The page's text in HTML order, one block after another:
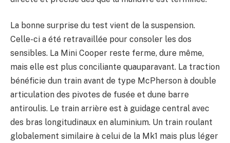
La bonne surprise du test vient de la suspension.
Celle-ci a été retravaillée pour consoler les dos
sensibles. La Mini Cooper reste ferme, dure même,
mais elle est plus conciliante quauparavant. La traction
bénéficie dun train avant de type McPherson à double
articulation des pivotes de fusée et dune barre
antiroulis. Le train arrière est à guidage central avec
des bras longitudinaux en aluminium. Un train roulant
globalement similaire à celui de la Mk1 mais plus léger